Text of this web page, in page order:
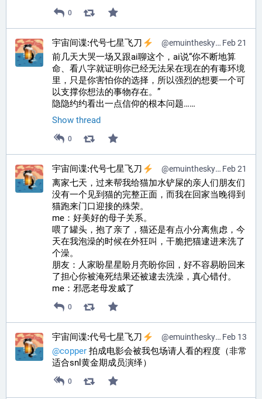
0
Feb 21
宇宙间谍:代号七星飞刀 @emuinthesky@pr0mised.life
前几天大哭一场又跟ai聊这个，ai说“你不断地算
命、看八字就证明你已经无法呆在现在的有毒环境
里，只是你害怕你的选择，所以强烈的想要一个可
以支撑你想法的事物存在。”
隐隐约约看出一点信仰的根本问题……
Show thread
0
Feb 21
宇宙间谍:代号七星飞刀 @emuinthesky@pr0mised.life
离家七天，过来帮我给猫加水铲屎的亲人们朋友们
没有一个见到猫的完整正面，而我在回家当晚得到
猫跑来门口迎接的殊荣。
me：好美好的母子关系。
喂了罐头，抱了亲了，猫还是有点小分离焦虑，今
天在我泡澡的时候在外狂叫，干脆把猫逮进来洗了
个澡。
朋友：人家盼星星盼月亮盼你回，好不容易盼回来
了担心你被淹死结果还被逮去洗澡，真心错付。
me：邪恶老母发威了
0
Feb 13
宇宙间谍:代号七星飞刀 @emuinthesky@pr0mised.life
@copper 拍成电影会被我包场请人看的程度（非常
适合snl黄金期成员演绎）
0